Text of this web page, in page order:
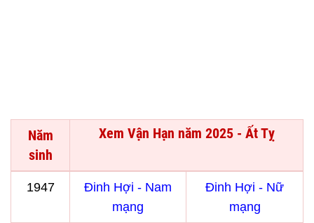
Năm
sinh
Xem Vận Hạn năm 2025 - Ất Tỵ
1947
Đinh Hợi - Nam
mạng
Đinh Hợi - Nữ
mạng